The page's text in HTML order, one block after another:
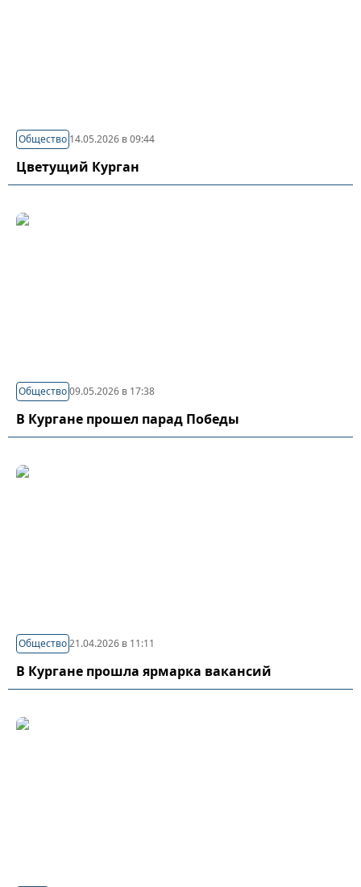
Общество 14.05.2026 в 09:44
Цветущий Курган
Общество09.05.2026 в 17:38
В Кургане прошел парад Победы
Общество21.04.2026 в 11:11
В Кургане прошла ярмарка вакансий